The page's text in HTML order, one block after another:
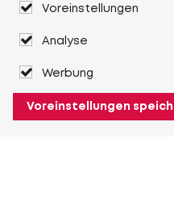
Voreinstellungen
Analyse
Werbung
Voreinstellungen